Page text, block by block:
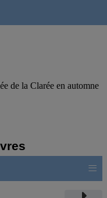
de la Clarée en automne
≡